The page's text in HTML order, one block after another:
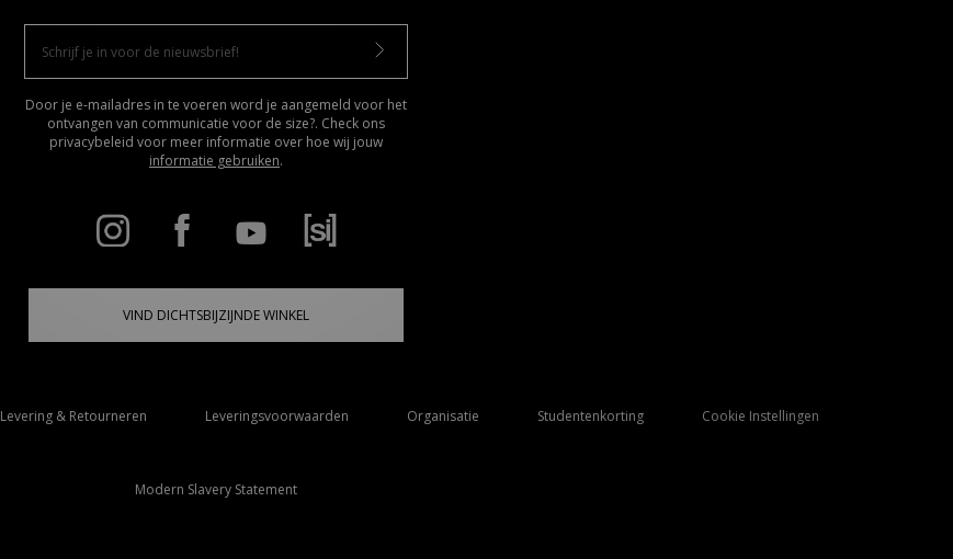
Door je e-mailadres in te voeren word je aangemeld voor het
ontvangen van communicatie voor de size?. Check ons
privacybeleid voor meer informatie over hoe wij jouw
informatie gebruiken.
VIND DICHTSBIJZIJNDE WINKEL
Levering & Retourneren Leveringsvoorwaarden Organisatie Studentenkorting Cookie Instellingen
Modern Slavery Statement